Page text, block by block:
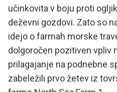
učinkovita v boju proti
deževni gozdovi. Zato so
idejo o farmah morske
dolgoročen pozitiven vpliv
prilagajanje na podnebne
zabeležili prvo žetev iz